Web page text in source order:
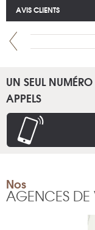
AVIS CLIENTS
UN SEUL
APPELS
Nos
AGENCES